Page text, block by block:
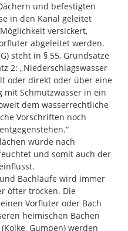
und befestigten
in den Kanal geleitet
versickert,
abgeleitet werden.
steht in § 55, Grundsätze
2: „Niederschlagswasser
oder direkt oder über eine
mit Schmutzwasser in ein
dem wasserrechtliche
Vorschriften noch
würde nach
und somit auch der
Bachläufe wird immer
öfter trocken. Die
Vorfluter oder Bach
heimischen Bächen
Gumpen) werden